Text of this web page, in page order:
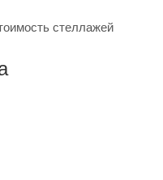
стеллажей